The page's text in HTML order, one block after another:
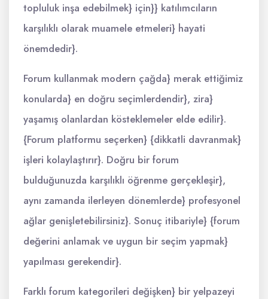
topluluk inşa edebilmek} için}} katılımcıların
karşılıklı olarak muamele etmeleri} hayati
önemdedir}.
Forum kullanmak modern çağda} merak ettiğimiz
konularda} en doğru seçimlerdendir}, zira}
yaşamış olanlardan kösteklemeler elde edilir}.
{Forum platformu seçerken} {dikkatli davranmak}
işleri kolaylaştırır}. Doğru bir forum
bulduğunuzda karşılıklı öğrenme gerçekleşir},
aynı zamanda ilerleyen dönemlerde} profesyonel
ağlar genişletebilirsiniz}. Sonuç itibariyle} {forum
değerini anlamak ve uygun bir seçim yapmak}
yapılması gerekendir}.
Farklı forum kategorileri değişken} bir yelpazeyi